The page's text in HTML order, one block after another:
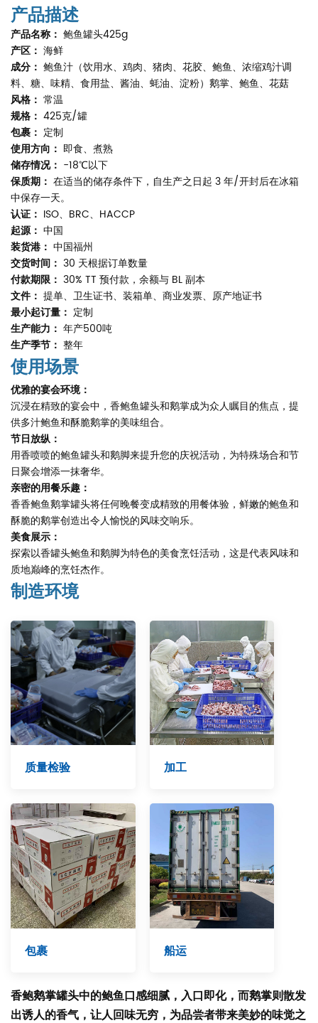
产品描述
产品名称： 鲍鱼罐头425g
产区： 海鲜
成分： 鲍鱼汁（饮用水、鸡肉、猪肉、花胶、鲍鱼、浓缩鸡汁调
料、糖、味精、食用盐、酱油、蚝油、淀粉）鹅掌、鲍鱼、花菇
风格： 常温
规格： 425克/罐
包裹： 定制
使用方向： 即食、煮熟
储存情况： -18℃以下
保质期： 在适当的储存条件下，自生产之日起 3 年/开封后在冰箱
中保存一天。
认证： ISO、BRC、HACCP
起源： 中国
装货港： 中国福州
交货时间： 30 天根据订单数量
付款期限： 30% TT 预付款，余额与 BL 副本
文件： 提单、卫生证书、装箱单、商业发票、原产地证书
最小起订量： 定制
生产能力： 年产500吨
生产季节： 整年
使用场景
优雅的宴会环境：
沉浸在精致的宴会中，香鲍鱼罐头和鹅掌成为众人瞩目的焦点，提
供多汁鲍鱼和酥脆鹅掌的美味组合。
节日放纵：
用香喷喷的鲍鱼罐头和鹅脚来提升您的庆祝活动，为特殊场合和节
日聚会增添一抹奢华。
亲密的用餐乐趣：
香香鲍鱼鹅掌罐头将任何晚餐变成精致的用餐体验，鲜嫩的鲍鱼和
酥脆的鹅掌创造出令人愉悦的风味交响乐。
美食展示：
探索以香罐头鲍鱼和鹅脚为特色的美食烹饪活动，这是代表风味和
质地巅峰的烹饪杰作。
制造环境
质量检验 加工
包裹 船运
香鲍鹅掌罐头中的鲍鱼口感细腻，入口即化，而鹅掌则散发
出诱人的香气，让人回味无穷，为品尝者带来美妙的味觉之